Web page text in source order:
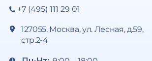
+7 (495) 111 29 01
127055, Москва, ул. Лесная, д.59,
стр.2-4